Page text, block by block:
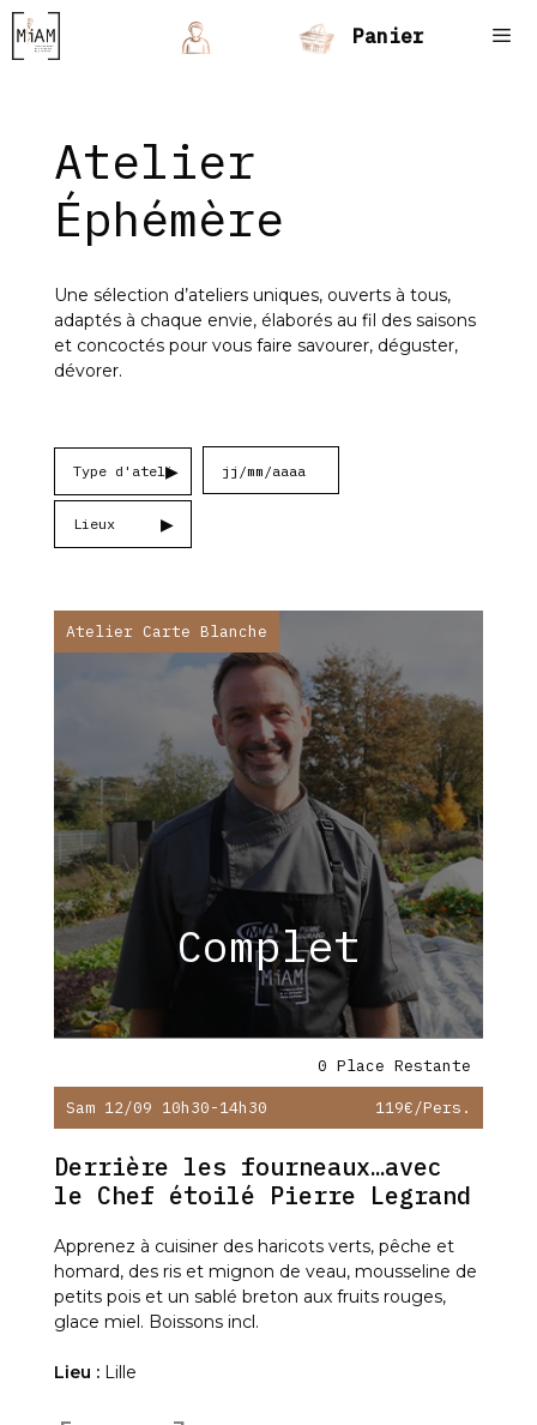
Aller
au
contenu
Panier
Atelier
Éphémère
Une sélection d’ateliers uniques, ouverts à tous,
adaptés à chaque envie, élaborés au fil des saisons
et concoctés pour vous faire savourer, déguster,
dévorer.
Complet
Atelier Carte Blanche
0 Place Restante
Sam 12/09 10h30-14h30 119€/pers.
Derrière les fourneaux…avec
le Chef étoilé Pierre Legrand
Apprenez à cuisiner des haricots verts, pêche et
homard, des ris et mignon de veau, mousseline de
petits pois et un sablé breton aux fruits rouges,
glace miel. Boissons incl.
Lieu : Lille